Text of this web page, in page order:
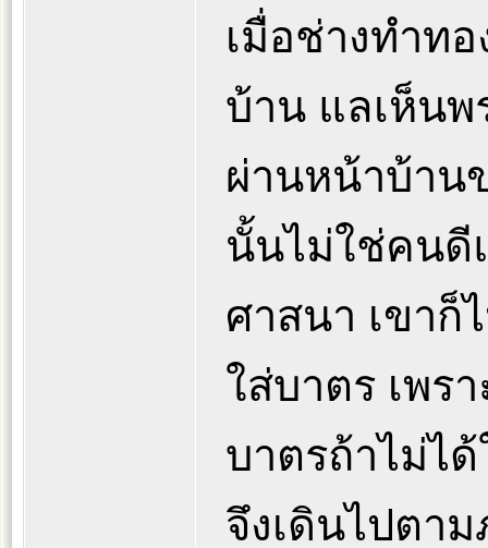
เมื่อช่างทำท
บ้าน แลเห็น
ผ่านหน้าบ้าน
นั้นไม่ใช่คนดี
ศาสนา เขาก็
ใส่บาตร เพร
บาตรถ้าไม่ได้
จึงเดินไปตา